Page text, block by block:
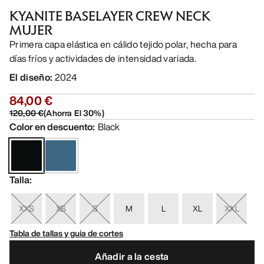
KYANITE BASELAYER CREW NECK
MUJER
Primera capa elástica en cálido tejido polar, hecha para
días fríos y actividades de intensidad variada.
El diseño: 2024
84,00 €
120,00 €(Ahorra El30%)
Color en descuento: Black
Talla:
XXS XS S M L XL
XXL
Tabla de tallas y guía de cortes
Añadir a la cesta